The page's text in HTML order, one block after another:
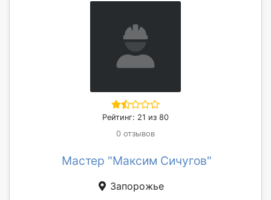
Рейтинг: 21 из 80
0 отзывов
Мастер "Максим Сичугов"
Запорожье